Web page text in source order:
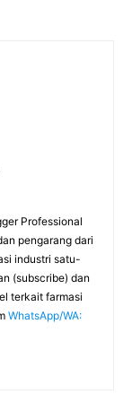
Professional
pengarang dari
industri satu-
(subscribe) dan
terkait farmasi
WhatsApp/WA: